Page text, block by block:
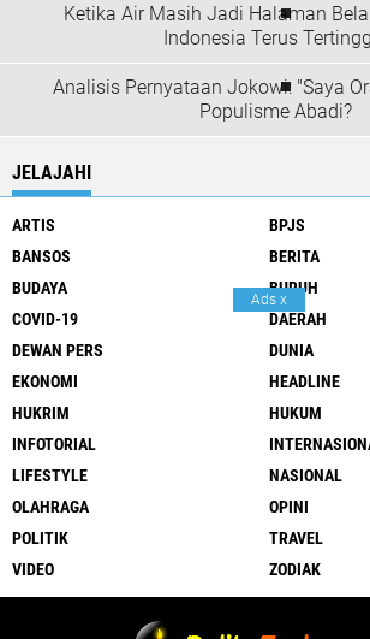
Ketika Air Masih Jadi Halaman
Indonesia Terus
Analisis Pernyataan Jokowi: "Saya
Populisme Abadi?
JELAJAHI
ARTIS
BPJS
BANSOS
BERITA
BUDAYA
BURUH
COVID-19
DAERAH
DEWAN PERS
DUNIA
EKONOMI
HEADLINE
HUKRIM
HUKUM
INFOTORIAL
LIFESTYLE
NASIONAL
OLAHRAGA
OPINI
POLITIK
TRAVEL
VIDEO
ZODIAK
Ads x